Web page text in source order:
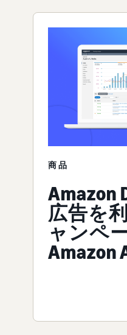
商品
Amazon
広告を
ャンペ
Amazon